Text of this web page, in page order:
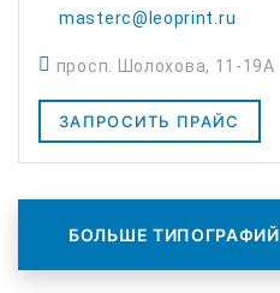
masterc@leoprint.ru
просп. Шолохова, 11-19А
ЗАПРОСИТЬ ПРАЙС
БОЛЬШЕ ТИПОГРАФИЙ